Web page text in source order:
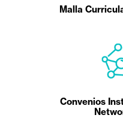
Malla
Convenios